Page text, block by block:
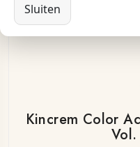
Kincrem Color
Sluiten